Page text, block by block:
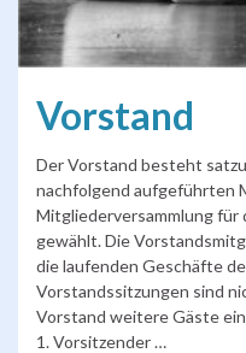
Vorstand
Der Vorstand besteht
nachfolgend aufgeführten
Mitgliederversammlung für
gewählt. Die
die laufenden Geschäfte
Vorstandssitzungen sind
Vorstand weitere Gäste
1. Vorsitzender …